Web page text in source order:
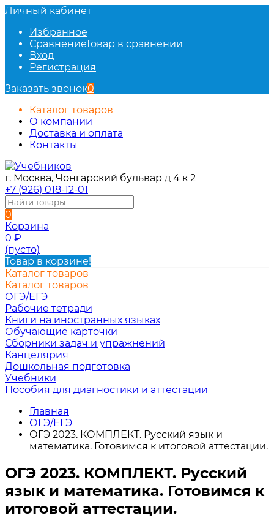
Личный кабинет
Избранное
СравнениеТовар в сравнении
Вход
Регистрация
Заказать звонок0
Каталог товаров
О компании
Доставка и оплата
Контакты
г. Москва, Чонгарский бульвар д 4 к 2
+7 (926) 018-12-01
0
Корзина
0 ₽
(пусто)
Товар в корзине!
Каталог товаров
Каталог товаров
ОГЭ/ЕГЭ
Рабочие тетради
Книги на иностранных языках
Обучающие карточки
Сборники задач и упражнений
Канцелярия
Дошкольная подготовка
Учебники
Пособия для диагностики и аттестации
Главная
ОГЭ/ЕГЭ
ОГЭ 2023. КОМПЛЕКТ. Русский язык и
математика. Готовимся к итоговой аттестации.
ОГЭ 2023. КОМПЛЕКТ. Русский
язык и математика. Готовимся к
итоговой аттестации.